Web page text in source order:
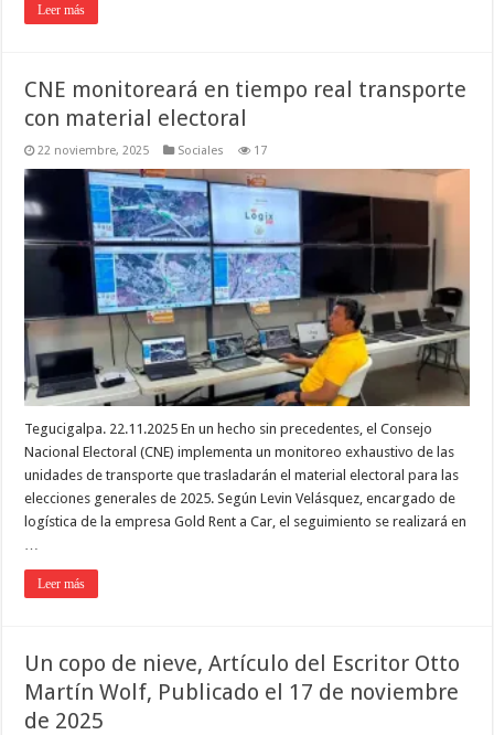
Leer más
CNE monitoreará en tiempo real transporte
con material electoral
22 noviembre, 2025 Sociales 17
Tegucigalpa. 22.11.2025 En un hecho sin precedentes, el Consejo
Nacional Electoral (CNE) implementa un monitoreo exhaustivo de las
unidades de transporte que trasladarán el material electoral para las
elecciones generales de 2025. Según Levin Velásquez, encargado de
logística de la empresa Gold Rent a Car, el seguimiento se realizará en
Leer más
Un copo de nieve, Artículo del Escritor Otto
Martín Wolf, Publicado el 17 de noviembre
de 2025